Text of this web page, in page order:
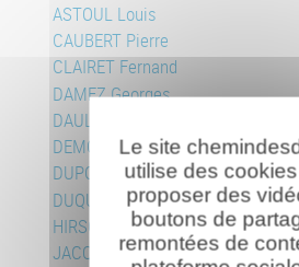
ASTOUL Louis
CAUBERT Pierre
CLAIRET Fernand
DAMEZ Georges
DAULY Jean
DEMONGEOT Marcel
DUPOUY Henri
DUQUENOY Marcel
HIRSCH Joseph
JACQUINOT Félix
Le site
utilise des
proposer des
boutons de
remontées de